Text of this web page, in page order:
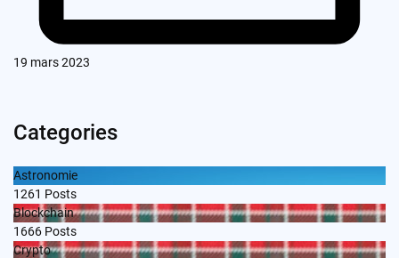
19 mars 2023
Categories
Astronomie
1261 Posts
Blockchain
1666 Posts
Crypto